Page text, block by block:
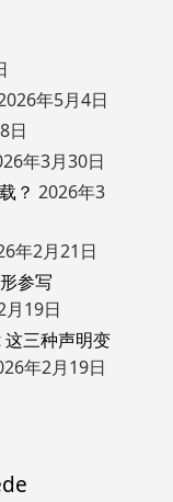
年5月4日
日
年3月30日
？ 2026年3
年2月21日
参写
月19日
三种声明变
年2月19日